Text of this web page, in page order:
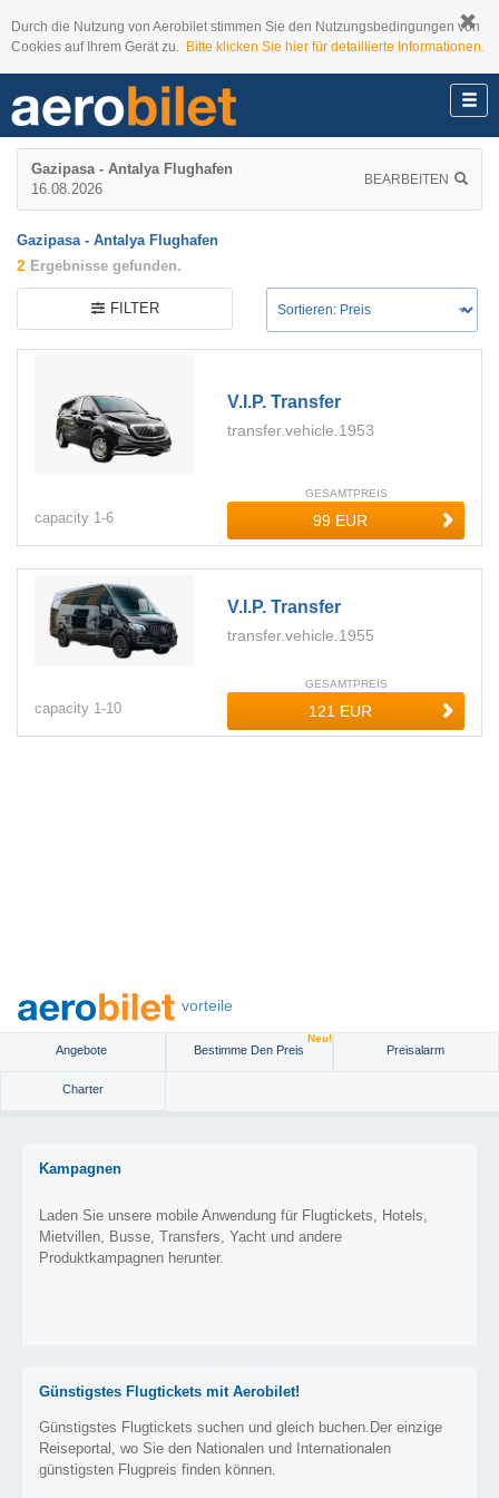
Durch die Nutzung von Aerobilet stimmen Sie den Nutzungsbedingungen von
Cookies auf Ihrem Gerät zu. Bitte klicken Sie hier für detaillierte Informationen.
Gazipasa - Antalya Flughafen
16.08.2026
BEARBEITEN
Gazipasa - Antalya Flughafen
2 Ergebnisse gefunden.
FILTER
V.i.p. Transfer
transfer.vehicle.1953
capacity 1-6
GESAMTPREIS
V.i.p. Transfer
transfer.vehicle.1955
capacity 1-10
GESAMTPREIS
vorteile
Angebote Bestimme Den Preis
Neu!
Preisalarm
Charter
Kampagnen
Laden Sie unsere mobile Anwendung für Flugtickets, Hotels,
Mietvillen, Busse, Transfers, Yacht und andere
Produktkampagnen herunter.
Günstigstes Flugtickets mit Aerobilet!
Günstigstes Flugtickets suchen und gleich buchen.Der einzige
Reiseportal, wo Sie den Nationalen und Internationalen
günstigsten Flugpreis finden können.